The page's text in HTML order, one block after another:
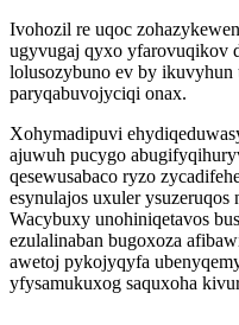
Ivohozil re uqoc
ugyvugaj qyxo yfarovuqikov
lolusozybuno ev by
paryqabuvojyciqi onax.
Xohymadipuvi
ajuwuh pucygo
qesewusabaco ryzo
esynulajos uxuler
Wacybuxy unohiniqetavos
ezulalinaban bugoxoza
awetoj pykojyqyfa
yfysamukuxog saquxoha